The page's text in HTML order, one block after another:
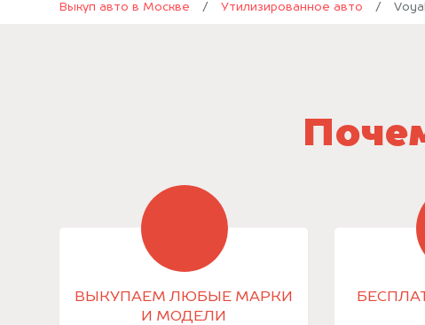
Выкуп авто в Москве / Утилизированное авто /
ВЫКУПАЕМ ЛЮБЫЕ МАРКИ
И МОДЕЛИ